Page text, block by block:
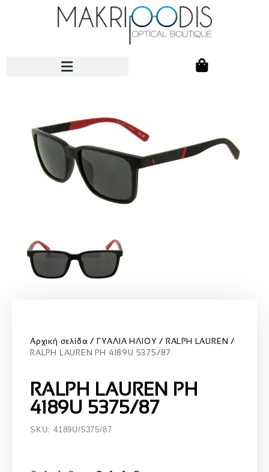
Αρχική σελίδα ΓΥΑΛΙΑ ΗΛΙΟΥ
RALPH LAUREN
RALPH LAUREN PH 4189U 5375/87
RALPH LAUREN PH
4189U 5375/87
SKU: 4189U/5375/87